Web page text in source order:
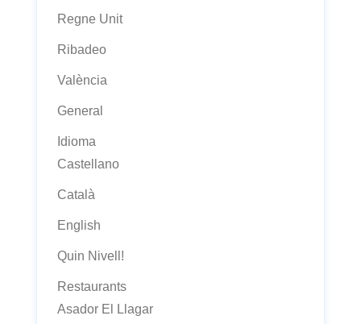
Regne Unit
Ribadeo
València
General
Idioma
Castellano
Català
English
Quin Nivell!
Restaurants
Asador El Llagar